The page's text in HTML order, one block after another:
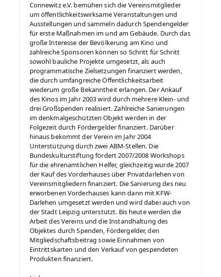
Connewitz e.V. bemühen sich die Vereinsmitglieder
um öffentlichkeitswirksame Veranstaltungen und
Ausstellungen und sammeln dadurch Spendengelder
für erste Maßnahmen im und am Gebäude. Durch das
große Interesse der Bevölkerung am Kino und
zahlreiche Sponsoren können so Schritt für Schritt
sowohl bauliche Projekte umgesetzt, als auch
programmatische Zielsetzungen finanziert werden,
die durch umfangreiche Öffentlichkeitsarbeit
wiederum große Bekanntheit erlangen. Der Ankauf
des Kinos im Jahr 2003 wird durch mehrere Klein- und
drei Großspenden realisiert. Zahlreiche Sanierungen
im denkmalgeschützten Objekt werden in der
Folgezeit durch Fördergelder finanziert. Darüber
hinaus bekommt der Verein im Jahr 2004
Unterstützung durch zwei ABM-Stellen. Die
Bundeskulturstiftung fördert 2007/2008 Workshops
für die ehrenamtlichen Helfer, gleichzeitig wurde 2007
der Kauf des Vorderhauses über Privatdarlehen von
Vereinsmitgliedern finanziert. Die Sanierung des neu
erworbenen Vorderhauses kann dann mit KFW-
Darlehen umgesetzt werden und wird dabei auch von
der Stadt Leipzig unterstützt. Bis heute werden die
Arbeit des Vereins und die Instandhaltung des
Objektes durch Spenden, Fördergelder, den
Mitgliedschaftsbeitrag sowie Einnahmen von
Eintrittskarten und den Verkauf von gespendeten
Produkten finanziert.